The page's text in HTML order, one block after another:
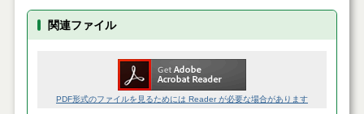
関連ファイル
PDF形式のファイルを見るためには Reader が必要な場合があります